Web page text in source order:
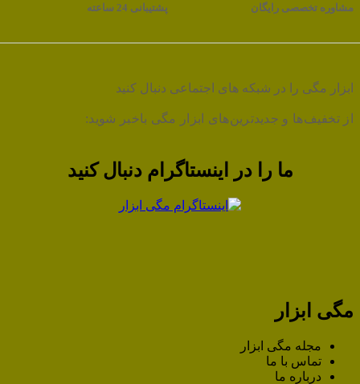
پشتیبانی 24 ساعته مشاوره تخصصی رایگان
ابزار مگی را در شبکه های اجتماعی دنبال کنید
از تخفیف‌ها و جدیدترین‌های ابزار مگی باخبر شوید:
ما را در اینستاگرام دنبال کنید
مگی ابزار
مجله مگی ابزار
تماس با ما
درباره ما